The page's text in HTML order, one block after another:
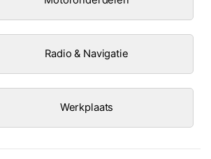
Radio & Navigatie
Werkplaats